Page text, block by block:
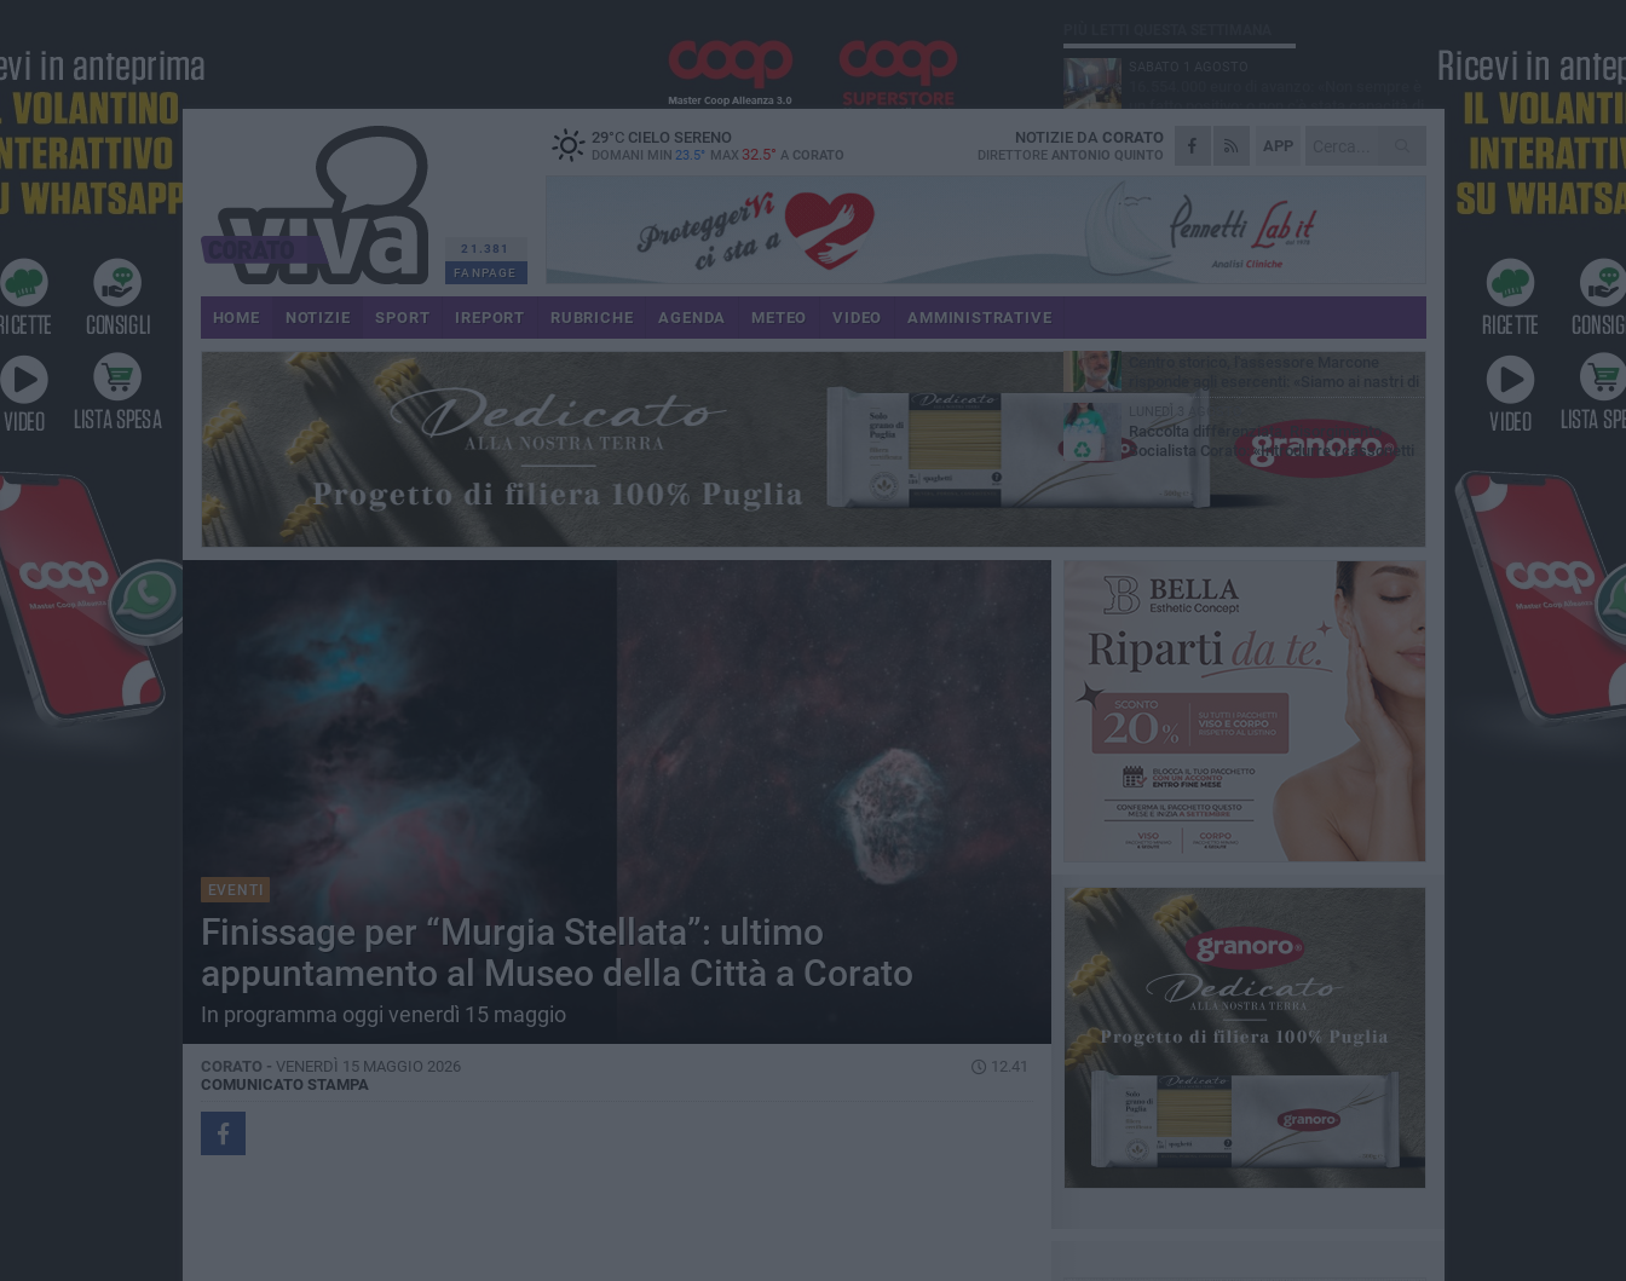
21.381
FANPAGE
29°CCIELO SERENO
DOMANI MIN 23.5° MAX 32.5° A CORATO
APP
NOTIZIE DA CORATO
DIRETTORE ANTONIO QUINTO
HOME NOTIZIE SPORT IREPORT RUBRICHE AGENDA METEO VIDEO AMMINISTRATIVE
EVENTI
Finissage per “Murgia Stellata”: ultimo
appuntamento al Museo della Città a Corato
In programma oggi venerdì 15 maggio
CORATO - VENERDÌ 15 MAGGIO 2026
12.41
COMUNICATO STAMPA
un fatto positivo: o non c'è stata capacità di
VENERDÌ 31 LUGLIO
Via Dante, aiuole nel degrado: tra incuria
VENERDÌ 31 LUGLIO
Corato, le attività chiedono di accelerare
sul calendario estivo: «Gli eventi generano
presenze, consumi e nuove opportunità»
MERCOLEDÌ 5 AGOSTO
Chiuso momentaneamente distributore di
SABATO 1 AGOSTO
partenza»
Raccolta differenziata, Risorgimento
Socialista Corato: «Introdurre i cassonetti
intelligenti»